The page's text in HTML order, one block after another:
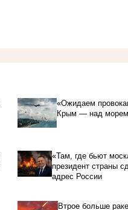
«Ожидаем
Крым — над морем
«Там, где бьют
президент страны
адрес России
Втрое больше